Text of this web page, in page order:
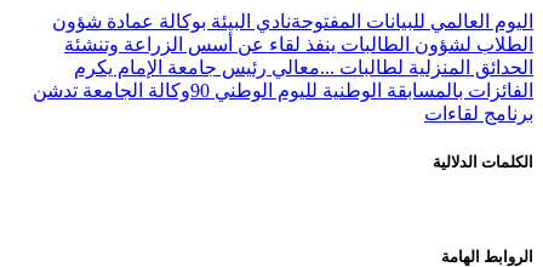
اليوم العالمي للبيانات المفتوحةنادي البيئة بوكالة عمادة شؤون
الطلاب لشؤون الطالبات ينفذ لقاء عن أسس الزراعة وتنشئة
الحدائق المنزلية لطالبات ...معالي رئيس جامعة الإمام يكرم
الفائزات بالمسابقة الوطنية لليوم الوطني 90
وكالة الجامعة تدشن
برنامج لقاءات
الكلمات الدلالية
الروابط الهامة